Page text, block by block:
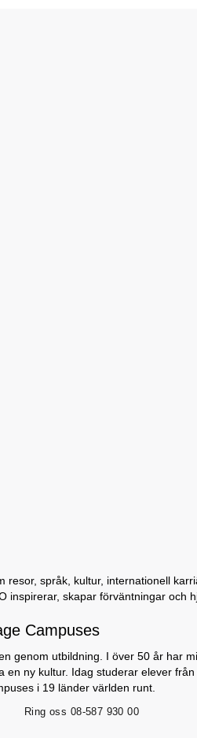
resor, språk, kultur, internationell
inspirerar, skapar förväntningar och
Campuses
genom utbildning. I över 50 år har
en ny kultur. Idag studerar elever
i 19 länder världen runt.
Ring oss 08-587 930 00